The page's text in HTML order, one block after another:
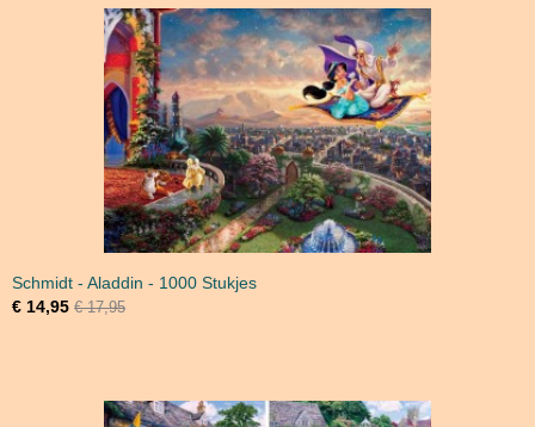
Schmidt - Aladdin - 1000 Stukjes
€ 14,95 € 17,95